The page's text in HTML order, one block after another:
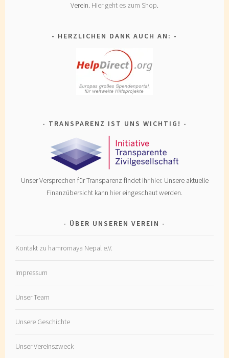
Verein. Hier geht es zum Shop.
HERZLICHEN DANK AUCH AN:
TRANSPARENZ IST UNS WICHTIG!
Unser Versprechen für Transparenz findet Ihrhier. Unsere aktuelle
Finanzübersicht kann hiereingeschaut werden.
ÜBER UNSEREN VEREIN
Kontakt zu hamromaya Nepal e.V.
Impressum
Unser Team
Unsere Geschichte
Unser Vereinszweck